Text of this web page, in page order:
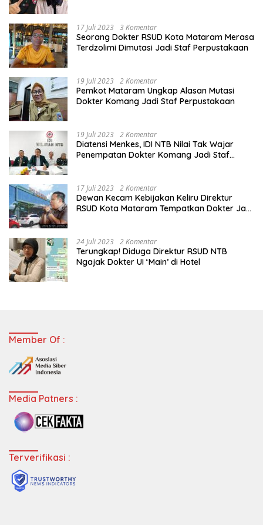
17 Juli 2023 3 Komentar
Seorang Dokter RSUD Kota Mataram Merasa
Terdzolimi Dimutasi Jadi Staf Perpustakaan
19 Juli 2023 2 Komentar
Pemkot Mataram Ungkap Alasan Mutasi
Dokter Komang Jadi Staf Perpustakaan
19 Juli 2023 2 Komentar
Diatensi Menkes, IDI NTB Nilai Tak Wajar
Penempatan Dokter Komang Jadi Staf
17 Juli 2023 2 Komentar
Dewan Kecam Kebijakan Keliru Direktur
RSUD Kota Mataram Tempatkan Dokter Jadi
24 Juli 2023 2 Komentar
Terungkap! Diduga Direktur RSUD NTB
Ngajak Dokter UI ‘Main’ di Hotel
Member Of :
Media Patners :
Terverifikasi :